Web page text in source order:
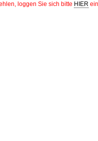
loggen Sie sich bitte HIER